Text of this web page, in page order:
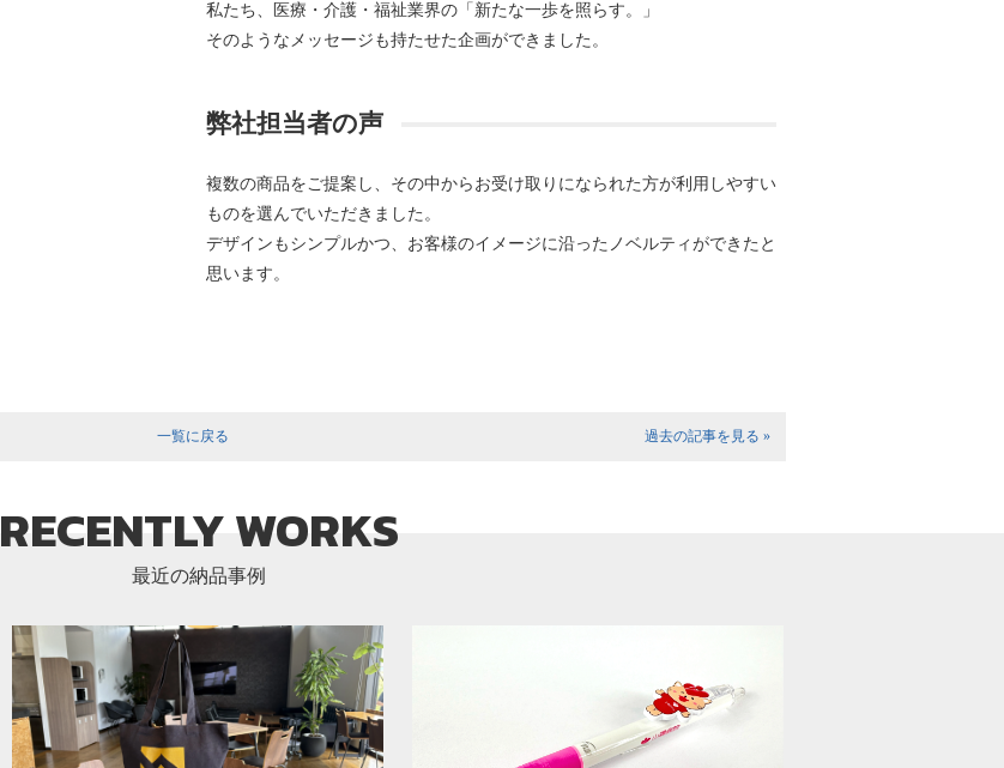
私たち、医療・介護・福祉業界の「新たな一歩を照らす。」
そのようなメッセージも持たせた企画ができました。
弊社担当者の声
複数の商品をご提案し、その中からお受け取りになられた方が利用しやすい
ものを選んでいただきました。
デザインもシンプルかつ、お客様のイメージに沿ったノベルティができたと
思います。
一覧に戻る 過去の記事を見る »
RECENTLY WORKS
最近の納品事例